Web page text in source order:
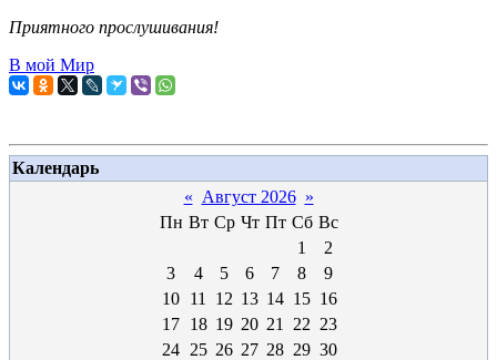
Приятного прослушивания!
В мой Мир
Календарь
« Август 2026 »
Пн Вт Ср Чт Пт Сб Вс
1
2
3
4 5 6 7 8
9
10 11 12 13 14 15 16
17 18 19 20 21 22 23
24 25 26 27 28 29 30